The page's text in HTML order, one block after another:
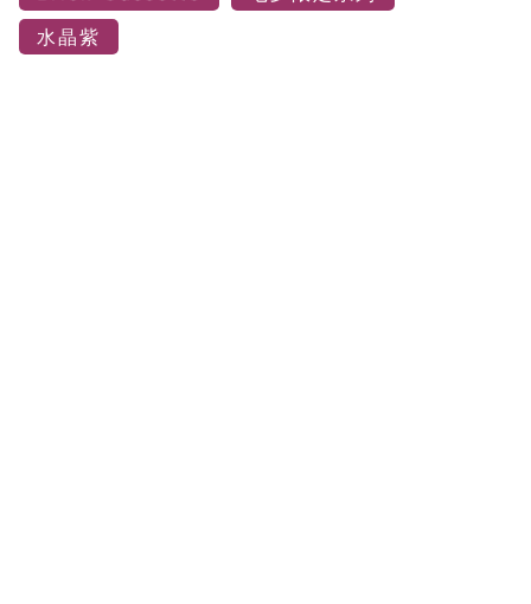
水晶紫